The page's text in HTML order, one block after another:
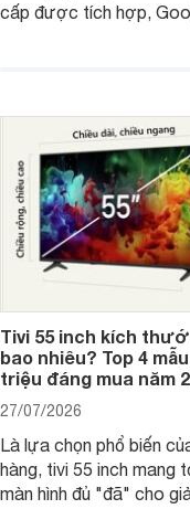
cấp được tích hợp,
Tivi 55 inch kích
bao nhiêu? Top 4
triệu đáng mua năm
27/07/2026
Là lựa chọn phổ biến
hàng, tivi 55 inch mang
màn hình đủ "đã" cho